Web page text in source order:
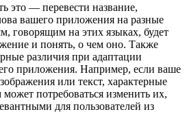
это — перевести название,
вашего приложения на разные
говорящим на этих языках, будет
и понять, о чем оно. Также
различия при адаптации
приложения. Например, если ваше
или текст, характерные
потребоваться изменить их,
для пользователей из